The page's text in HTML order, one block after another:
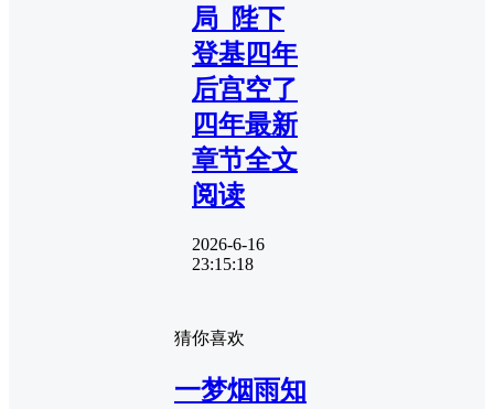
局_陛下
登基四年
后宫空了
四年最新
章节全文
阅读
2026-6-16
23:15:18
猜你喜欢
一梦烟雨知